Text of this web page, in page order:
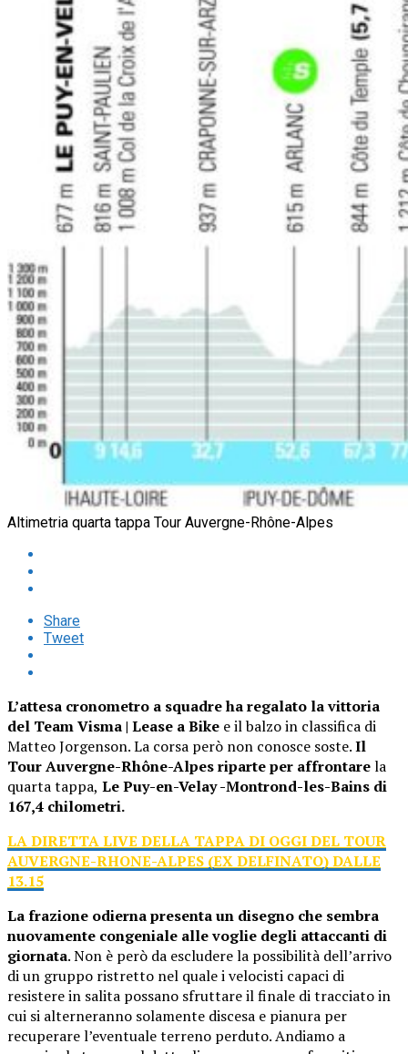
Altimetria quarta tappa Tour Auvergne-Rhône-Alpes
Share
Tweet
L’attesa cronometro a squadre ha regalato la vittoria
del Team Visma | Lease a Bike e il balzo in classifica di
Matteo Jorgenson. La corsa però non conosce soste.Il
Tour Auvergne-Rhône-Alpes riparte per affrontarela
quarta tappa, Le Puy-en-Velay -Montrond-les-Bains di
167,4 chilometri.
LA DIRETTA LIVE DELLA TAPPA DI OGGI DEL TOUR
AUVERGNE-RHONE-ALPES (EX DELFINATO) DALLE
13.15
La frazione odierna presenta un disegno che sembra
nuovamente congeniale alle voglie degli attaccanti di
giornata. Non è però da escludere la possibilità dell’arrivo
di un gruppo ristretto nel quale i velocisti capaci di
resistere in salita possano sfruttare il finale di tracciato in
cui si alterneranno solamente discesa e pianura per
recuperare l’eventuale terreno perduto. Andiamo a